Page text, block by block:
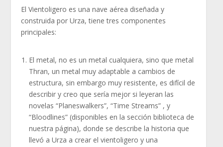
El Vientoligero es una nave aérea diseñada y
construida por Urza, tiene tres componentes
principales:
El metal, no es un metal cualquiera, sino que metal
Thran, un metal muy adaptable a cambios de
estructura, sin embargo muy resistente, es difícil de
describir y creo que sería mejor si leyeran las
novelas “Planeswalkers”, “Time Streams” , y
“Bloodlines” (disponibles en la sección biblioteca de
nuestra página), donde se describe la historia que
llevó a Urza a crear el vientoligero y una